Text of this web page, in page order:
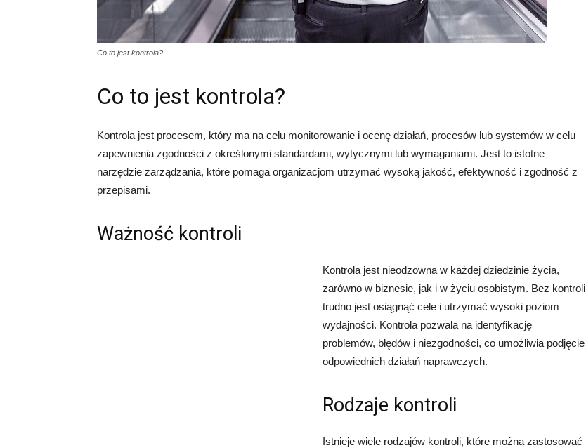
Co to jest kontrola?
Co to jest kontrola?
Kontrola jest procesem, który ma na celu monitorowanie i ocenę działań, procesów lub systemów w celu
zapewnienia zgodności z określonymi standardami, wytycznymi lub wymaganiami. Jest to istotne
narzędzie zarządzania, które pomaga organizacjom utrzymać wysoką jakość, efektywność i zgodność z
przepisami.
Ważność kontroli
Kontrola jest nieodzowna w każdej dziedzinie życia,
zarówno w biznesie, jak i w życiu osobistym. Bez kontroli
trudno jest osiągnąć cele i utrzymać wysoki poziom
wydajności. Kontrola pozwala na identyfikację
problemów, błędów i niezgodności, co umożliwia podjęcie
odpowiednich działań naprawczych.
Rodzaje kontroli
Istnieje wiele rodzajów kontroli, które można zastosować